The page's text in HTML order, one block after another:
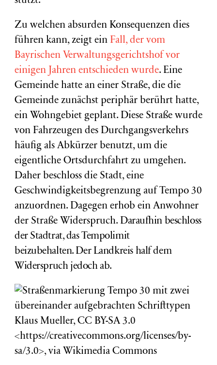
Zu welchen absurden Konsequenzen dies
führen kann, zeigt ein Fall, der vom
Bayrischen Verwaltungsgerichtshof vor
einigen Jahren entschieden wurde. Eine
Gemeinde hatte an einer Straße, die die
Gemeinde zunächst periphär berührt hatte,
ein Wohngebiet geplant. Diese Straße wurde
von Fahrzeugen des Durchgangsverkehrs
häufig als Abkürzer benutzt, um die
eigentliche Ortsdurchfahrt zu umgehen.
Daher beschloss die Stadt, eine
Geschwindigkeitsbegrenzung auf Tempo 30
anzuordnen. Dagegen erhob ein Anwohner
der Straße Widerspruch. Daraufhin beschloss
der Stadtrat, das Tempolimit
beizubehalten. Der Landkreis half dem
Widerspruch jedoch ab.
Klaus Mueller, CC BY-SA 3.0
<https://creativecommons.org/licenses/by-
sa/3.0>, via Wikimedia Commons